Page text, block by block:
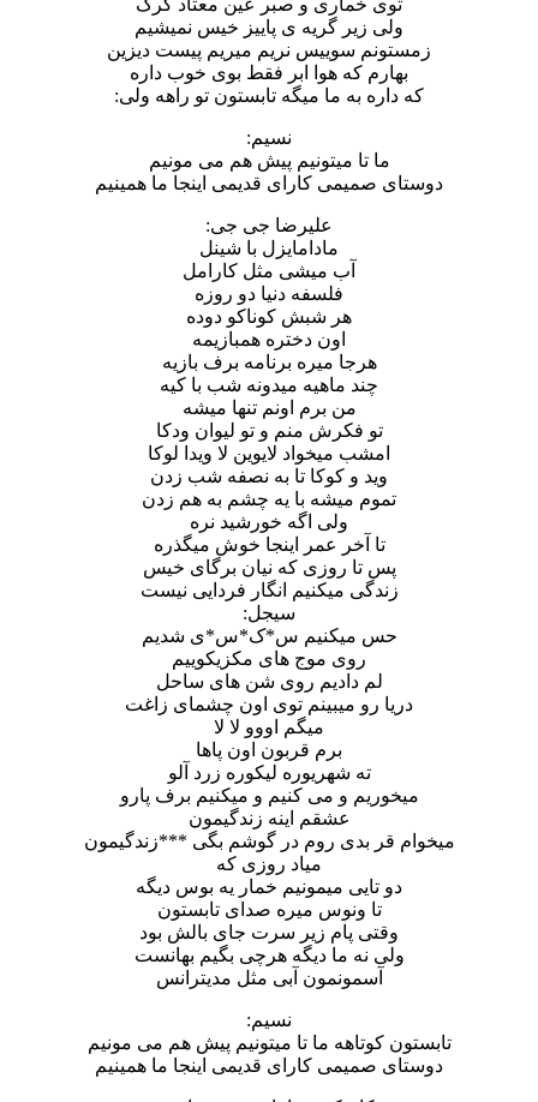
توی خماری و صبر عین معتاد کرک
ولی زیر گریه ی پاییز خیس نمیشیم
زمستونم سوییس نریم میریم پیست دیزین
بهارم که هوا ابر فقط بوی خوب داره
که داره به ما میگه تابستون تو راهه ولی:
نسیم:
ما تا میتونیم پیش هم می مونیم
دوستای صمیمی کارای قدیمی اینجا ما همینیم
علیرضا جی جی:
مادامایزل با شینل
آب میشی مثل کارامل
فلسفه دنیا دو روزه
هر شبش کوناکو دوده
اون دختره همبازیمه
هرجا میره برنامه برف بازیه
چند ماهیه میدونه شب با کیه
من برم اونم تنها میشه
تو فکرش منم و تو لیوان ودکا
امشب میخواد لایوین لا ویدا لوکا
وید و کوکا تا به نصفه شب زدن
تموم میشه با یه چشم به هم زدن
ولی اگه خورشید نره
تا آخر عمر اینجا خوش میگذره
پس تا روزی که نیان برگای خیس
زندگی میکنیم انگار فردایی نیست
سیجل:
حس میکنیم س*ک*س*ی شدیم
روی موج های مکزیکوییم
لم دادیم روی شن های ساحل
دریا رو میبینم توی اون چشمای زاغت
میگم اووو لا لا
برم قربون اون پاها
ته شهریوره لیکوره زرد آلو
میخوریم و می کنیم و میکنیم برف پارو
عشقم اینه زندگیمون
میخوام قر بدی روم در گوشم بگی ***زندگیمون
میاد روزی که
دو تایی میمونیم خمار یه بوس دیگه
تا ونوس میره صدای تابستون
وقتی پام زیر سرت جای بالش بود
ولی نه ما دیگه هرچی بگیم بهانست
آسمونمون آبی مثل مدیترانس
نسیم:
تابستون کوتاهه ما تا میتونیم پیش هم می مونیم
دوستای صمیمی کارای قدیمی اینجا ما همینیم